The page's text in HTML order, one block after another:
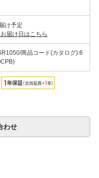
け予定
届け日はこちら
商品コード(カタログ):6